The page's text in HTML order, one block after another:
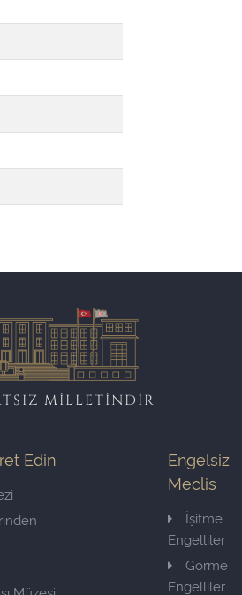
MİLLETİNDİR
Edin
Engelsiz
Meclis
İşitme
Engelliler
Görme
Engelliler